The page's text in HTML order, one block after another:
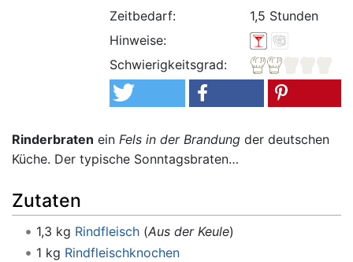
Zeitbedarf:
1,5 Stunden
Hinweise:
Schwierigkeitsgrad:
Rinderbraten ein Fels in der Brandung der deutschen
Küche. Der typische Sonntagsbraten…
Zutaten
1,3 kg Rindfleisch(Aus der Keule)
1 kg Rindfleischknochen